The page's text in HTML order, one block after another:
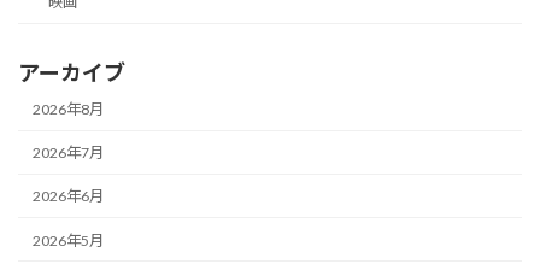
アーカイブ
2026年8月
2026年7月
2026年6月
2026年5月